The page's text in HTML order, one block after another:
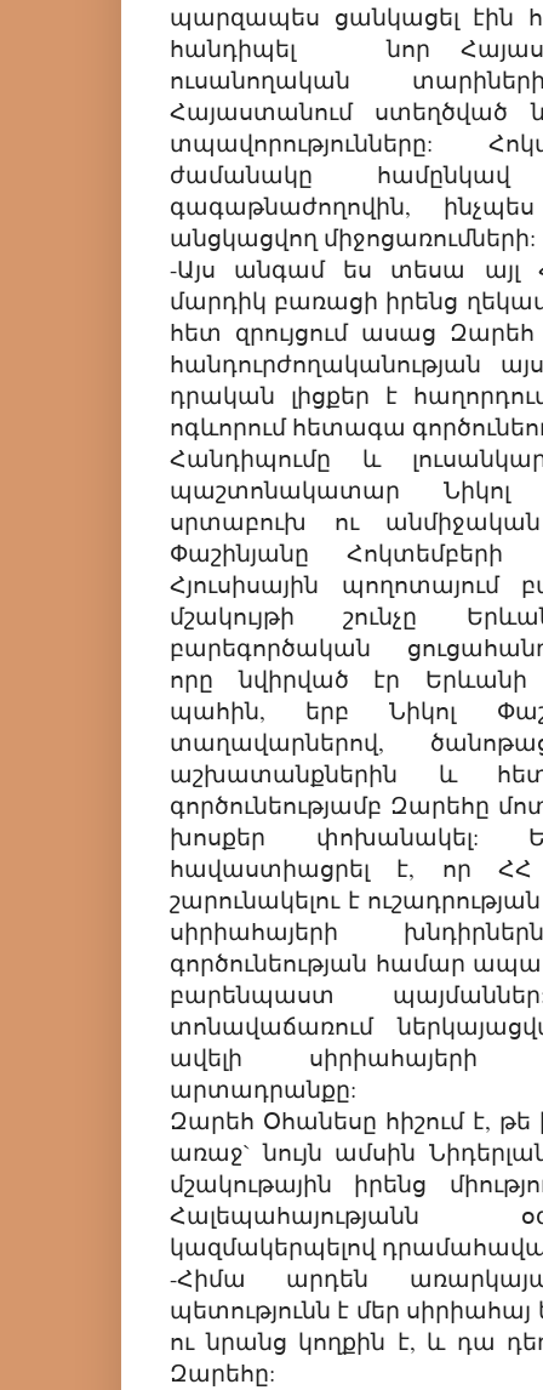
պարզապես ցանկացել էին
հանդիպել նոր
ուսանողական
Հայաստանում ստեղծված
տպավորությունները:
ժամանակը համընկավ
գագաթնաժողովին,
անցկացվող միջոցառումների:
-Այս անգամ ես տեսա այլ
մարդիկ բառացի իրենց
հետ զրույցում ասաց
հանդուրժողականության
դրական լիցքեր է
ոգևորում հետագա
Հանդիպումը և
պաշտոնակատար Նիկոլ
սրտաբուխ ու
Փաշինյանը Հոկտեմբերի
Հյուսիսային պողոտայում
մշակույթի շունչը
բարեգործական
որը նվիրված էր Երևանի
պահին, երբ Նիկոլ
տաղավարներով,
աշխատանքներին և
գործունեությամբ Զարեհը
խոսքեր փոխանակել:
հավաստիացրել է, որ ՀՀ
շարունակելու է
սիրիահայերի
գործունեության համար
բարենպաստ
տոնավաճառում
ավելի
արտադրանքը:
Զարեհ Օհանեսը հիշում է,
առաջ` նույն ամսին
մշակութային իրենց
կազմակերպելով
-Հիմա արդեն
պետությունն է մեր սիրիահայ
ու նրանց կողքին է, և դա
Զարեհը: